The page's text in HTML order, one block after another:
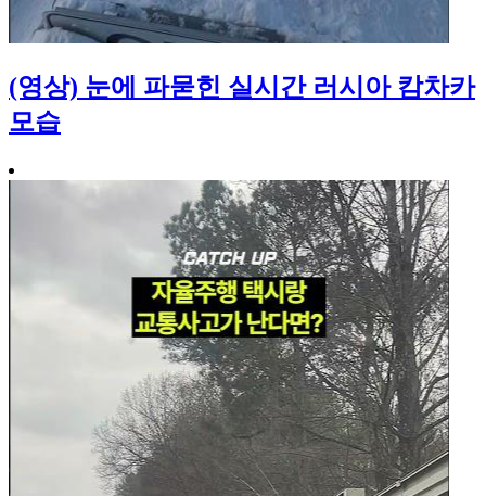
(영상) 눈에 파묻힌 실시간 러시아 캄차카
모습